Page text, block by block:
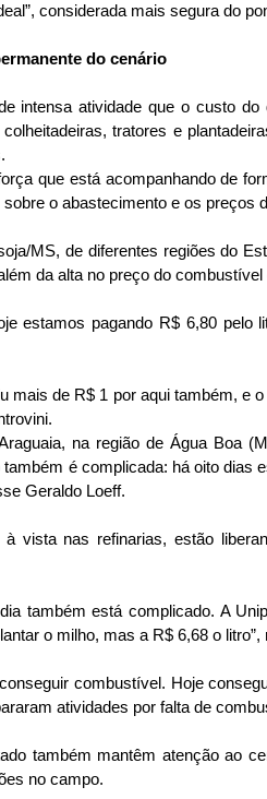
considerada mais segura do
do cenário
intensa atividade que o custo
tratores e
que está acompanhando de
o abastecimento e os preços
MS, de diferentes regiões do
da alta no preço do
estamos pagando R$ 6,80 pelo
mais de R$ 1 por aqui também, e
na região de Água Boa
é complicada: há oito dias
Geraldo Loeff.
à vista nas refinarias, estão
também está complicado. A
o milho, mas a R$ 6,68 o litro”,
combustível. Hoje
atividades por falta de
também mantêm atenção ao
no campo.